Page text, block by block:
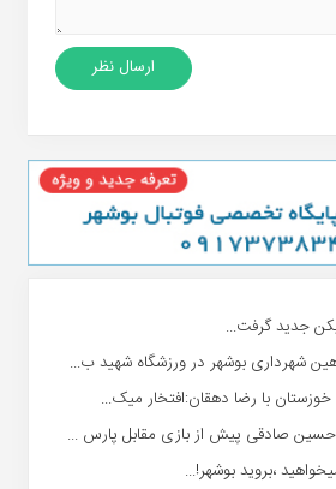
جدید گرفت...
شهردارى بوشهر در ورزشگاه شهید ب...
خوزستان با رضا دهقان:افتخار میک...
حسین صادقی پیش از بازی مقابل پارس ...
،بروید بوشهر!...